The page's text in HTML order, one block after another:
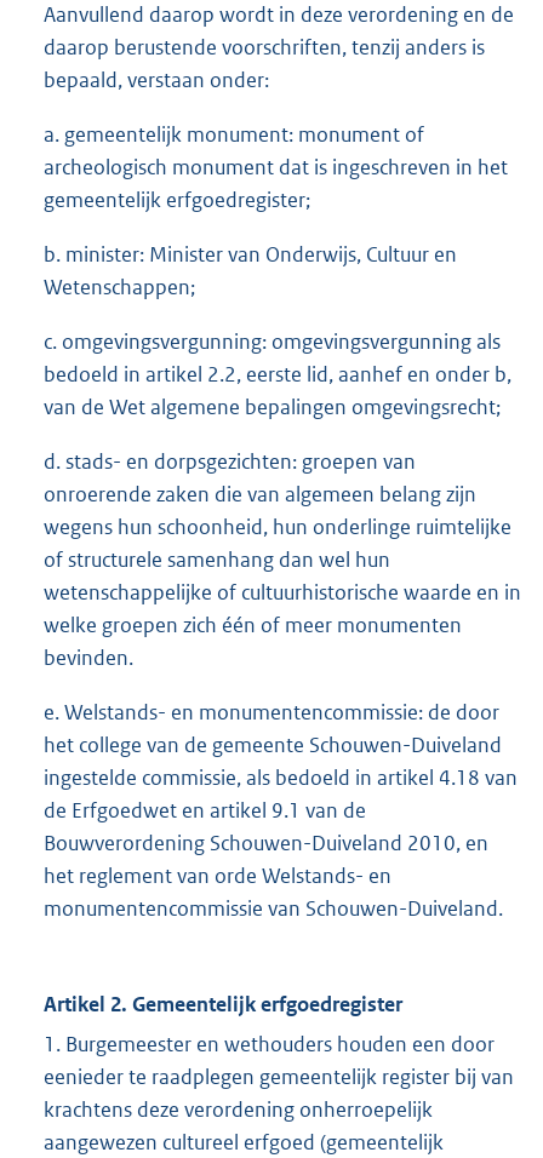
Aanvullend daarop wordt in deze verordening en de
daarop berustende voorschriften, tenzij anders is
bepaald, verstaan onder:
a. gemeentelijk monument: monument of
archeologisch monument dat is ingeschreven in het
gemeentelijk erfgoedregister;
b. minister: Minister van Onderwijs, Cultuur en
Wetenschappen;
c. omgevingsvergunning: omgevingsvergunning als
bedoeld in artikel 2.2, eerste lid, aanhef en onder b,
van de Wet algemene bepalingen omgevingsrecht;
d. stads- en dorpsgezichten: groepen van
onroerende zaken die van algemeen belang zijn
wegens hun schoonheid, hun onderlinge ruimtelijke
of structurele samenhang dan wel hun
wetenschappelijke of cultuurhistorische waarde en in
welke groepen zich één of meer monumenten
bevinden.
e. Welstands- en monumentencommissie: de door
het college van de gemeente Schouwen-Duiveland
ingestelde commissie, als bedoeld in artikel 4.18 van
de Erfgoedwet en artikel 9.1 van de
Bouwverordening Schouwen-Duiveland 2010, en
het reglement van orde Welstands- en
monumentencommissie van Schouwen-Duiveland.
Artikel 2. Gemeentelijk erfgoedregister
1. Burgemeester en wethouders houden een door
eenieder te raadplegen gemeentelijk register bij van
krachtens deze verordening onherroepelijk
aangewezen cultureel erfgoed (gemeentelijk